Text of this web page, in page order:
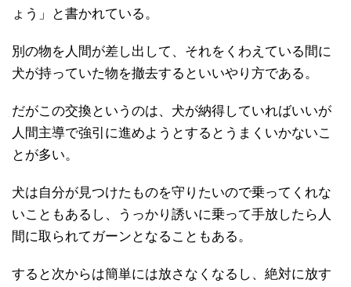
ょう」と書かれている。
別の物を人間が差し出して、それをくわえている間に
犬が持っていた物を撤去するといいやり方である。
だがこの交換というのは、犬が納得していればいいが
人間主導で強引に進めようとするとうまくいかないこ
とが多い。
犬は自分が見つけたものを守りたいので乗ってくれな
いこともあるし、うっかり誘いに乗って手放したら人
間に取られてガーンとなることもある。
すると次からは簡単には放さなくなるし、絶対に放す